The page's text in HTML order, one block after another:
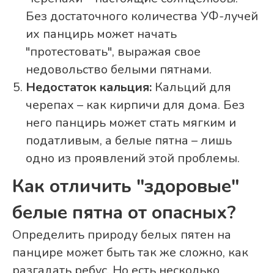
Без достаточного количества УФ-лучей
их панцирь может начать
"протестовать", выражая свое
недовольство белыми пятнами.
Недостаток кальция: Кальций для
черепах – как кирпичи для дома. Без
него панцирь может стать мягким и
податливым, а белые пятна – лишь
одно из проявлений этой проблемы.
Как отличить "здоровые"
белые пятна от опасных?
Определить природу белых пятен на
панцире может быть так же сложно, как